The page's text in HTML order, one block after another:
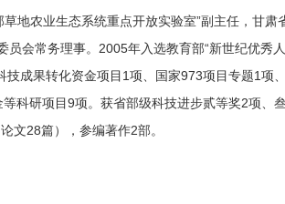
地农业生态系统重点开放实验室”副主任，甘肃
会常务理事。2005年入选教育部“新世纪优秀
成果转化资金项目1项、国家973项目专题1项
科研项目9项。获省部级科技进步贰等奖2项、
文28篇），参编著作2部。